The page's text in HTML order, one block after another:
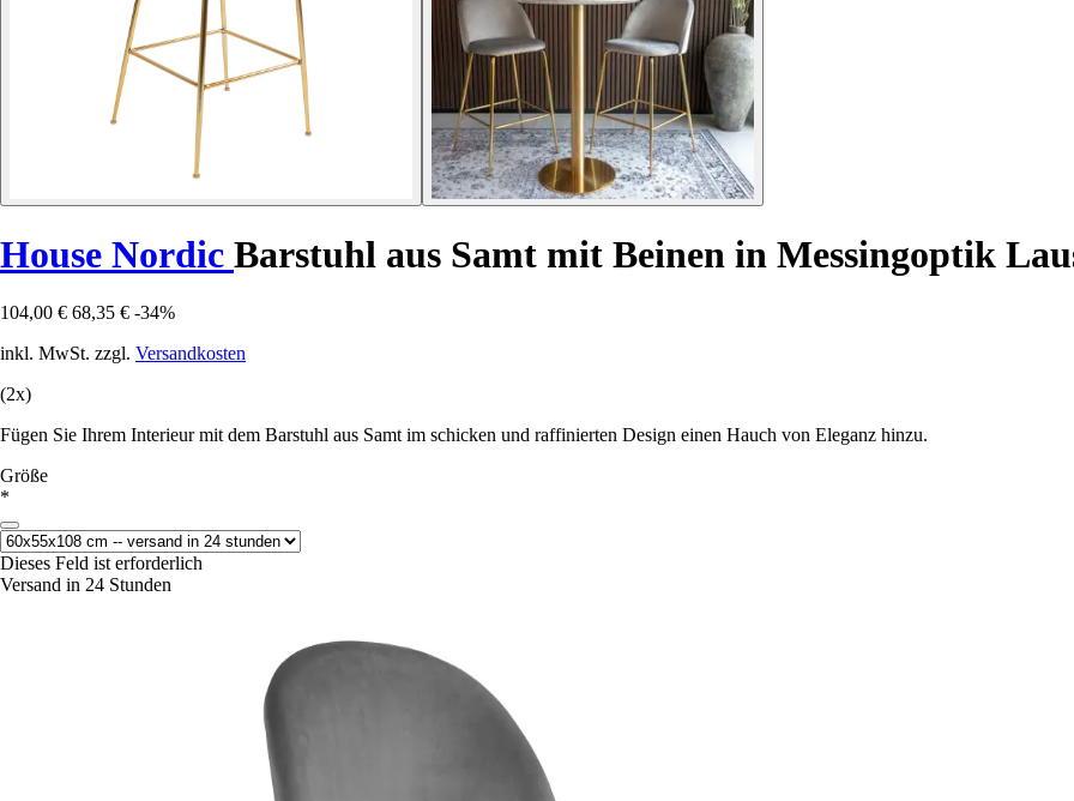
House Nordic Barstuhl aus Samt mit Beinen in Messingoptik
104,00 € 68,35 € -34%
inkl. MwSt. zzgl. Versandkosten
(2x)
Fügen Sie Ihrem Interieur mit dem Barstuhl aus Samt im schicken und raffinierten Design einen Hauch von Eleganz hinzu.
Größe
*
Dieses Feld ist erforderlich
Versand in 24 Stunden